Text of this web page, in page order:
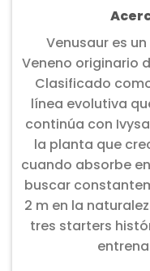
Venusaur es
Veneno originario
Clasificado
línea evolutiva
continúa con
la planta que
cuando absorbe
buscar
2 m en la
tres starters